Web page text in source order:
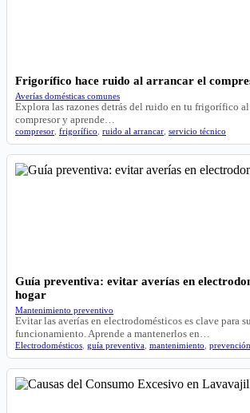
Frigorífico hace ruido al arrancar el
Averías domésticas comunes
Explora las razones detrás del ruido en tu frigorífico al
compresor y aprende…
compresor frigorífico ruido al arrancar servicio técnico
Guía preventiva: evitar averías en
hogar
Mantenimiento preventivo
Evitar las averías en electrodomésticos es clave para
funcionamiento. Aprende a mantenerlos en…
Electrodomésticos guía preventiva mantenimiento prevención